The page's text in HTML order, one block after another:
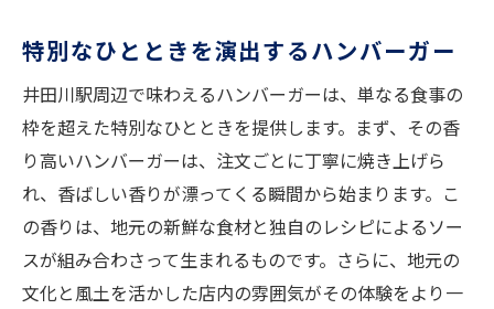
特別なひとときを演出するハンバーガー
井田川駅周辺で味わえるハンバーガーは、単なる食事の
枠を超えた特別なひとときを提供します。まず、その香
り高いハンバーガーは、注文ごとに丁寧に焼き上げら
れ、香ばしい香りが漂ってくる瞬間から始まります。こ
の香りは、地元の新鮮な食材と独自のレシピによるソー
スが組み合わさって生まれるものです。さらに、地元の
文化と風土を活かした店内の雰囲気がその体験をより一